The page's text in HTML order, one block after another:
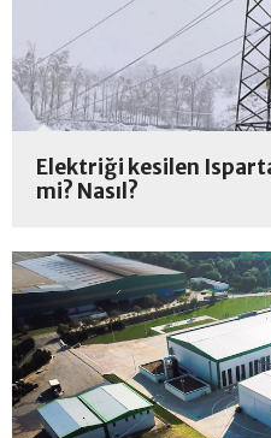
Elektriği kesilen
mi? Nasıl?